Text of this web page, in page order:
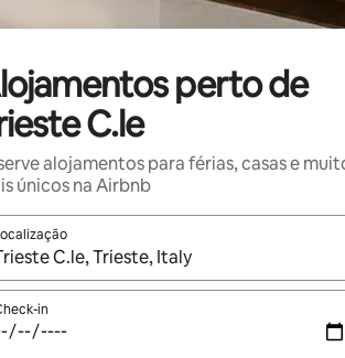
perto de
C.le
alojamentos para férias, casas e
únicos na Airbnb
os resultados estiverem disponíveis,
in